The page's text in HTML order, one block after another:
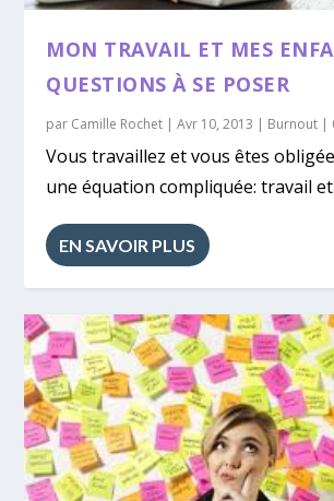
MON TRAVAIL ET MES
QUESTIONS À SE POSER
par Camille Rochet |Avr 10, 2013 | Burnout |
Vous travaillez et vous êtes
une équation compliquée: travail et
EN SAVOIR PLUS